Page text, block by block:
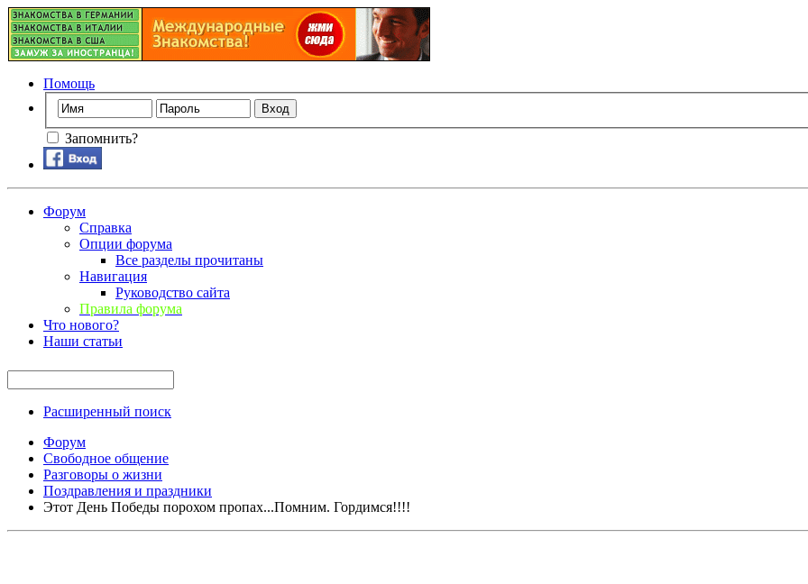
Помощь
Запомнить?
Форум
Справка
Опции форума
Все разделы прочитаны
Навигация
Руководство сайта
Правила форума
Что нового?
Наши статьи
Расширенный поиск
Форум
Свободное общение
Разговоры о жизни
Поздравления и праздники
Этот День Победы порохом пропах...Помним. Гордимся!!!!